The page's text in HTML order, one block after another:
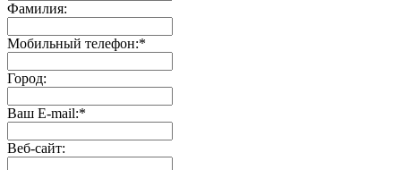
Фамилия:
Мобильный телефон:*
Город:
Ваш E-mail:*
Веб-сайт: